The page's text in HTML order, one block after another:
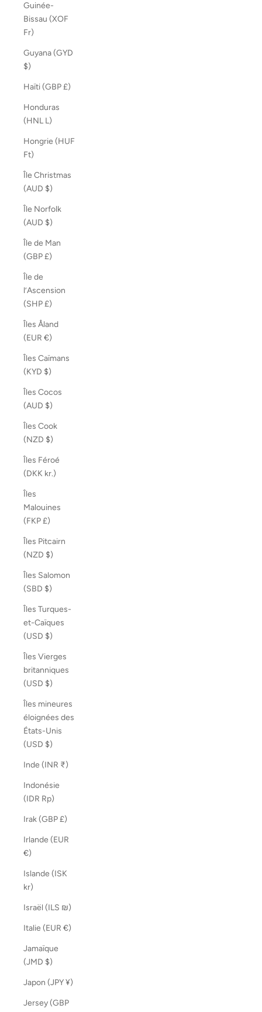
Guinée-
Bissau (XOF
Fr)
Guyana (GYD
$)
Haïti (GBP £)
Honduras
(HNL L)
Hongrie (HUF
Ft)
Île Christmas
(AUD $)
Île Norfolk
(AUD $)
Île de Man
(GBP £)
Île de
l’Ascension
(SHP £)
Îles Åland
(EUR €)
Îles Caïmans
(KYD $)
Îles Cocos
(AUD $)
Îles Cook
(NZD $)
Îles Féroé
(DKK kr.)
Îles
Malouines
(FKP £)
Îles Pitcairn
(NZD $)
Îles Salomon
(SBD $)
Îles Turques-
et-Caïques
(USD $)
Îles Vierges
britanniques
(USD $)
Îles mineures
éloignées des
États-Unis
(USD $)
Inde (INR ₹)
Indonésie
(IDR Rp)
Irak (GBP £)
Irlande (EUR
€)
Islande (ISK
kr)
Israël (ILS ₪)
Italie (EUR €)
Jamaïque
(JMD $)
Japon (JPY ¥)
Jersey (GBP